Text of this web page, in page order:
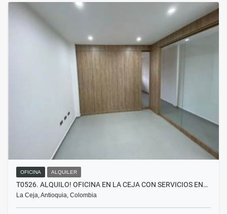
OFICINA ALQUILER
T0526. ALQUILO! OFICINA EN LA CEJA CON SERVICIOS EN…
La Ceja, Antioquia, Colombia